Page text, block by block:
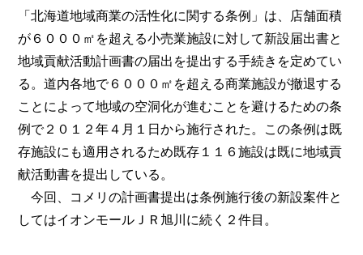
「北海道地域商業の活性化に関する条例」は、店舗面積
が６０００㎡を超える小売業施設に対して新設届出書と
地域貢献活動計画書の届出を提出する手続きを定めてい
る。道内各地で６０００㎡を超える商業施設が撤退する
ことによって地域の空洞化が進むことを避けるための条
例で２０１２年４月１日から施行された。この条例は既
存施設にも適用されるため既存１１６施設は既に地域貢
献活動書を提出している。
今回、コメリの計画書提出は条例施行後の新設案件と
してはイオンモールＪＲ旭川に続く２件目。